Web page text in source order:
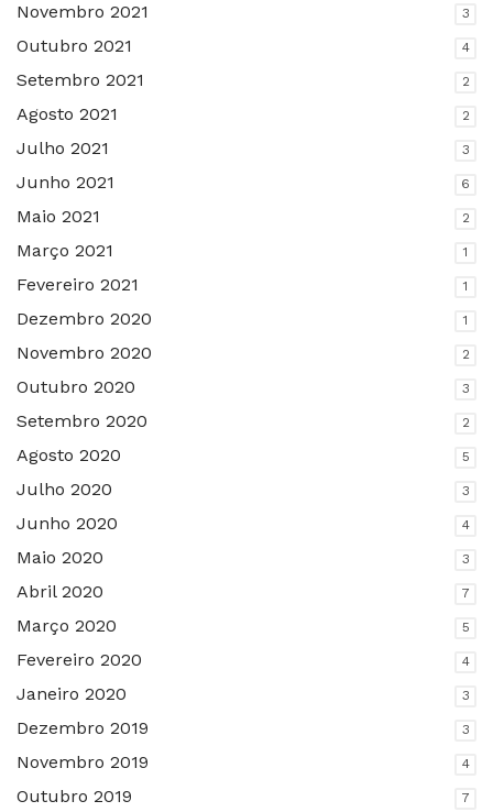
Novembro 2021 3
Outubro 2021 4
Setembro 2021 2
Agosto 2021 2
Julho 2021 3
Junho 2021 6
Maio 2021 2
Março 2021 1
Fevereiro 2021 1
Dezembro 2020 1
Novembro 2020 2
Outubro 2020 3
Setembro 2020 2
Agosto 2020 5
Julho 2020 3
Junho 2020 4
Maio 2020 3
Abril 2020 7
Março 2020 5
Fevereiro 2020 4
Janeiro 2020 3
Dezembro 2019 3
Novembro 2019 4
Outubro 2019 7